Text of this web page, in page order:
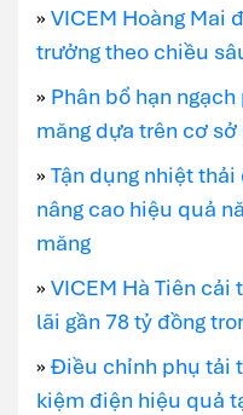
» VICEM Hoàng Mai
trưởng theo chiều
» Phân bổ hạn
măng dựa trên cơ sở
» Tận dụng nhiệt
nâng cao hiệu quả
măng
» VICEM Hà Tiên
lãi gần 78 tỷ đồng
» Điều chỉnh phụ tải
kiệm điện hiệu quả